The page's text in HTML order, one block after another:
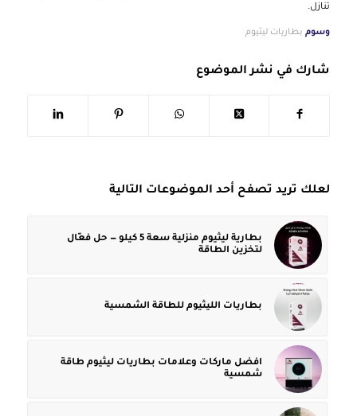
تنازل.
وسوم بطاريات ليثيوم
شارك في نشر الموضوع
لعلك تريد تصفح أحد الموضوعات التالية
بطارية ليثيوم منزلية سعة 5 كيلو — حل فعّال
لتخزين الطاقة
بطاريات الليثيوم للطاقة الشمسية
افضل ماركات وعلامات بطاريات ليثيوم طاقة
شمسية